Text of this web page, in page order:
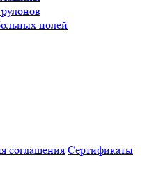
полей
соглашения Сертификаты